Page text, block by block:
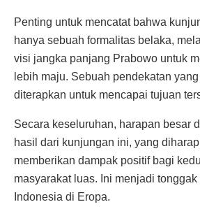
Penting untuk mencatat bahwa
hanya sebuah formalitas belaka,
visi jangka panjang Prabowo untuk
lebih maju. Sebuah pendekatan
diterapkan untuk mencapai tujuan
Secara keseluruhan, harapan besar
hasil dari kunjungan ini, yang
memberikan dampak positif bagi
masyarakat luas. Ini menjadi
Indonesia di Eropa.